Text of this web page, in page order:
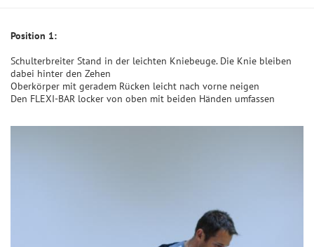
Position 1:
Schulterbreiter Stand in der leichten Kniebeuge. Die Knie bleiben
dabei hinter den Zehen
Oberkörper mit geradem Rücken leicht nach vorne neigen
Den FLEXI-BAR locker von oben mit beiden Händen umfassen